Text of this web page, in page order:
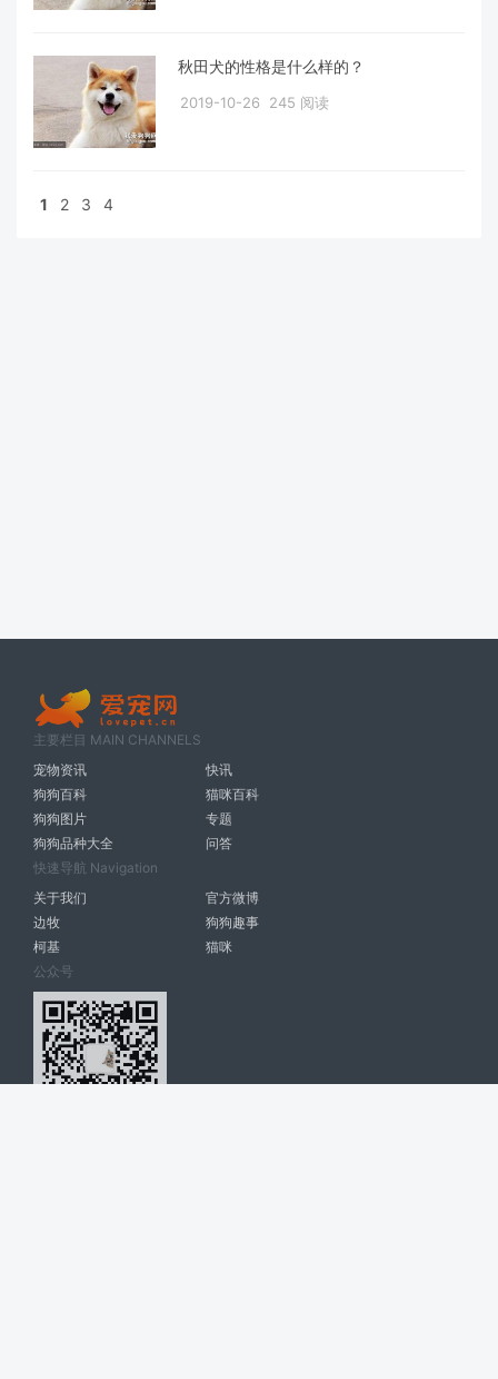
秋田犬的性格是什么样的？
2019-10-26 245 阅读
1 2 3 4
主要栏目 MAIN CHANNELS
宠物资讯
快讯
狗狗百科
猫咪百科
狗狗图片
专题
狗狗品种大全
问答
快速导航 Navigation
关于我们
官方微博
边牧
狗狗趣事
柯基
猫咪
公众号